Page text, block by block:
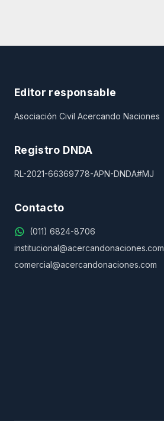
Editor responsable
Asociación Civil Acercando Naciones
Registro DNDA
RL-2021-66369778-APN-DNDA#MJ
Contacto
(011) 6824-8706
institucional@acercandonaciones.com
comercial@acercandonaciones.com